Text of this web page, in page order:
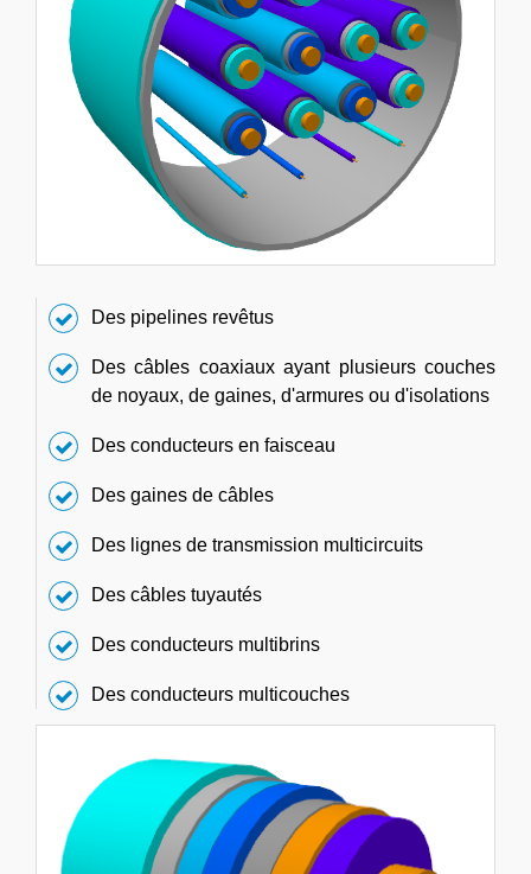
Des pipelines revêtus
Des câbles coaxiaux ayant plusieurs couches
de noyaux, de gaines, d'armures ou d'isolations
Des conducteurs en faisceau
Des gaines de câbles
Des lignes de transmission multicircuits
Des câbles tuyautés
Des conducteurs multibrins
Des conducteurs multicouches